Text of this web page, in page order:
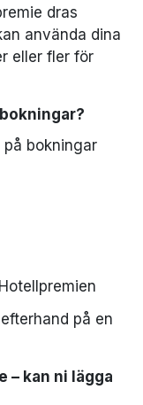
dras
använda dina
eller fler för
på bokningar
på en
– kan ni lägga